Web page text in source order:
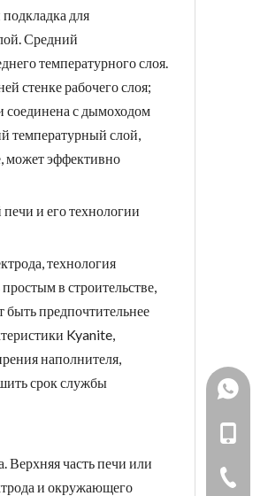
для
Средний
температурного слоя.
стенке рабочего слоя;
соединена с дымоходом
температурный слой,
может эффективно
и его технологии
технология
в строительстве,
предпочтительнее
Kyanite,
наполнителя,
срок службы
Верхняя часть печи или
и окружающего
+86-